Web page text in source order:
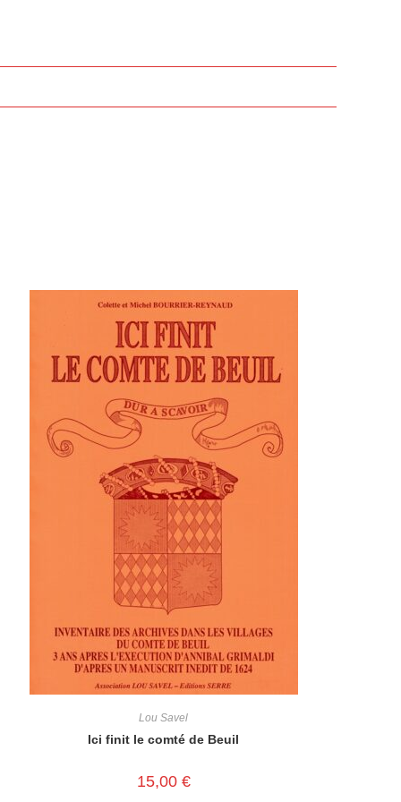
Lou Savel
Ici finit le comté de Beuil
15,00 €